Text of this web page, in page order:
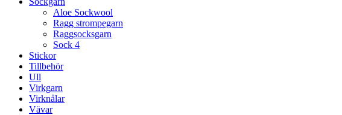
Aloe Sockwool
Ragg strompegarn
Raggsocksgarn
Sock 4
Stickor
Tillbehör
Ull
Virkgarn
Virknålar
Vävar